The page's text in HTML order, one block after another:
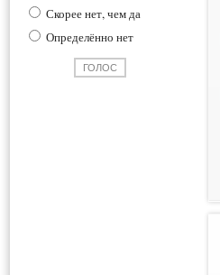
Скорее нет, чем да
Определённо нет